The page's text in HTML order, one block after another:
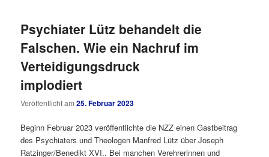
Psychiater Lütz behandelt die
Falschen. Wie ein Nachruf im
Verteidigungsdruck
implodiert
Veröffentlicht am25. Februar 2023
Beginn Februar 2023 veröffentlichte die NZZ einen Gastbeitrag
des Psychiaters und Theologen Manfred Lütz über Joseph
Ratzinger/Benedikt XVI.. Bei manchen Verehrerinnen und